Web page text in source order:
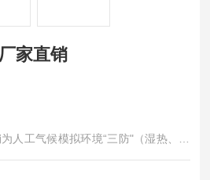
家直销
人工气候模拟环境“三防"（湿热、盐
是科学研究、机械制造、国防工业、